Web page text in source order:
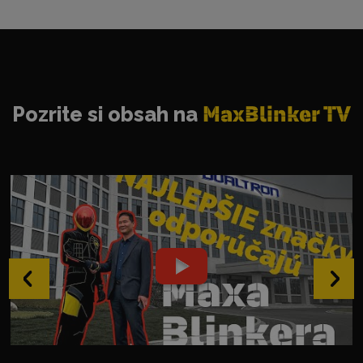
Pozrite si obsah na MaxBlinker TV
‹ ›